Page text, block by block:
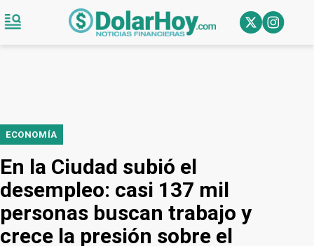
ECONOMÍA
En la Ciudad subió el
desempleo: casi 137 mil
personas buscan trabajo y
crece la presión sobre el